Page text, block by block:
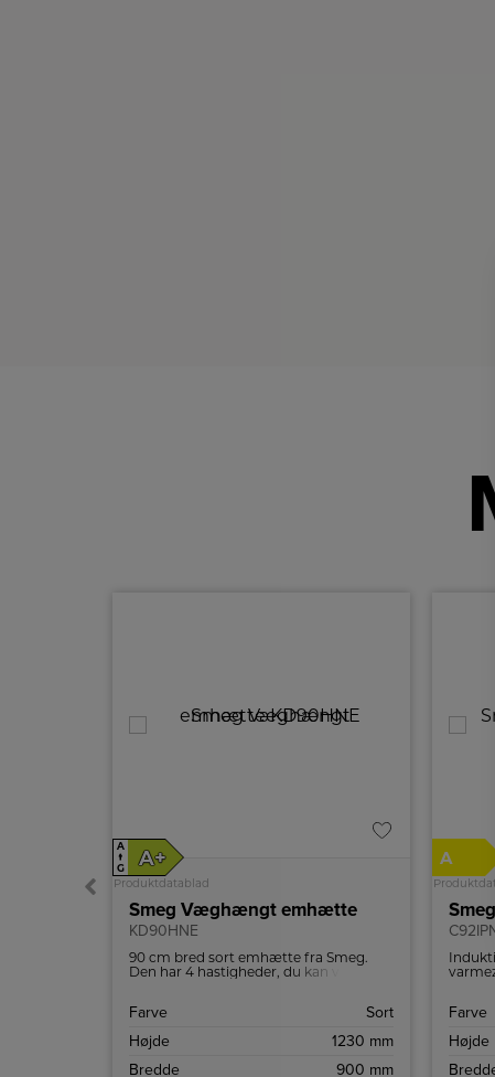
A
↑
G
A+
Produktdatablad
Smeg Væghængt emhætte
KD90HNE
90 cm bred sort emhætte fra Smeg.
Den har 4 hastigheder, du kan vælge
Farve
Sort
Højde
1230 mm
Bredde
900 mm
A
Farve
Højde